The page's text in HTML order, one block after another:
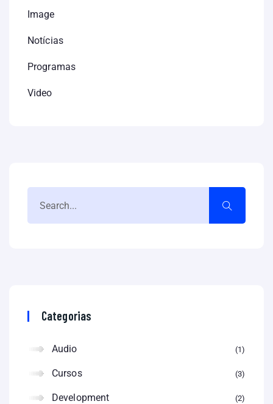
Image
Notícias
Programas
Video
Categorias
Audio 1
Cursos 3
Development 2